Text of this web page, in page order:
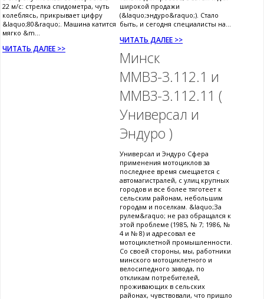
22 м/с: стрелка спидометра, чуть
колеблясь, прикрывает цифру
&laquo;80&raquo;. Машина катится
мягко &m...
ЧИТАТЬ ДАЛЕЕ >>
широкой продажи
(&laquo;эндуро&raquo;). Стало
быть, и сегодня специалисты на...
ЧИТАТЬ ДАЛЕЕ >>
Минск
ММВЗ-3.112.1 и
ММВЗ-3.112.11 (
Универсал и
Эндуро )
Универсал и Эндуро Сфера
применения мотоциклов за
последнее время смещается с
автомагистралей, с улиц крупных
городов и все более тяготеет к
сельским районам, небольшим
городам и поселкам. &laquo;За
рулем&raquo; не раз обращался к
этой проблеме (1985, № 7; 1986, №
4 и № 8) и адресовал ее
мотоциклетной промышленности.
Со своей стороны, мы, работники
минского мотоциклетного и
велосипедного завода, по
откликам потребителей,
проживающих в сельских
районах, чувствовали, что пришло